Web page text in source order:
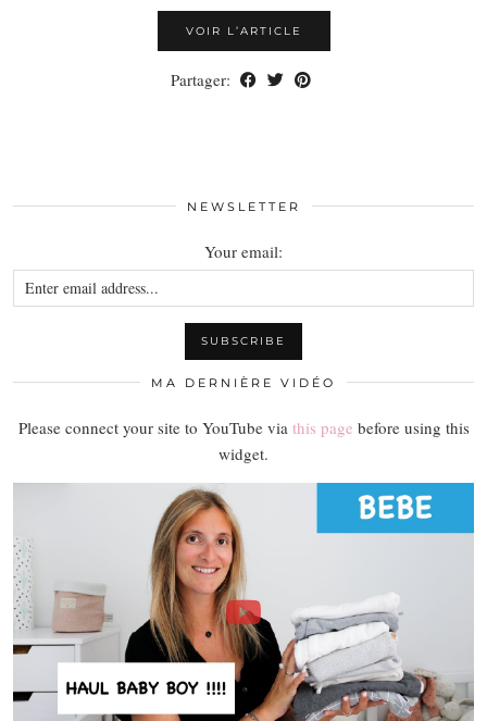
VOIR L’ARTICLE
Partager:
NEWSLETTER
Your email:
MA DERNIÈRE VIDÉO
Please connect your site to YouTube via this page before using this
widget.